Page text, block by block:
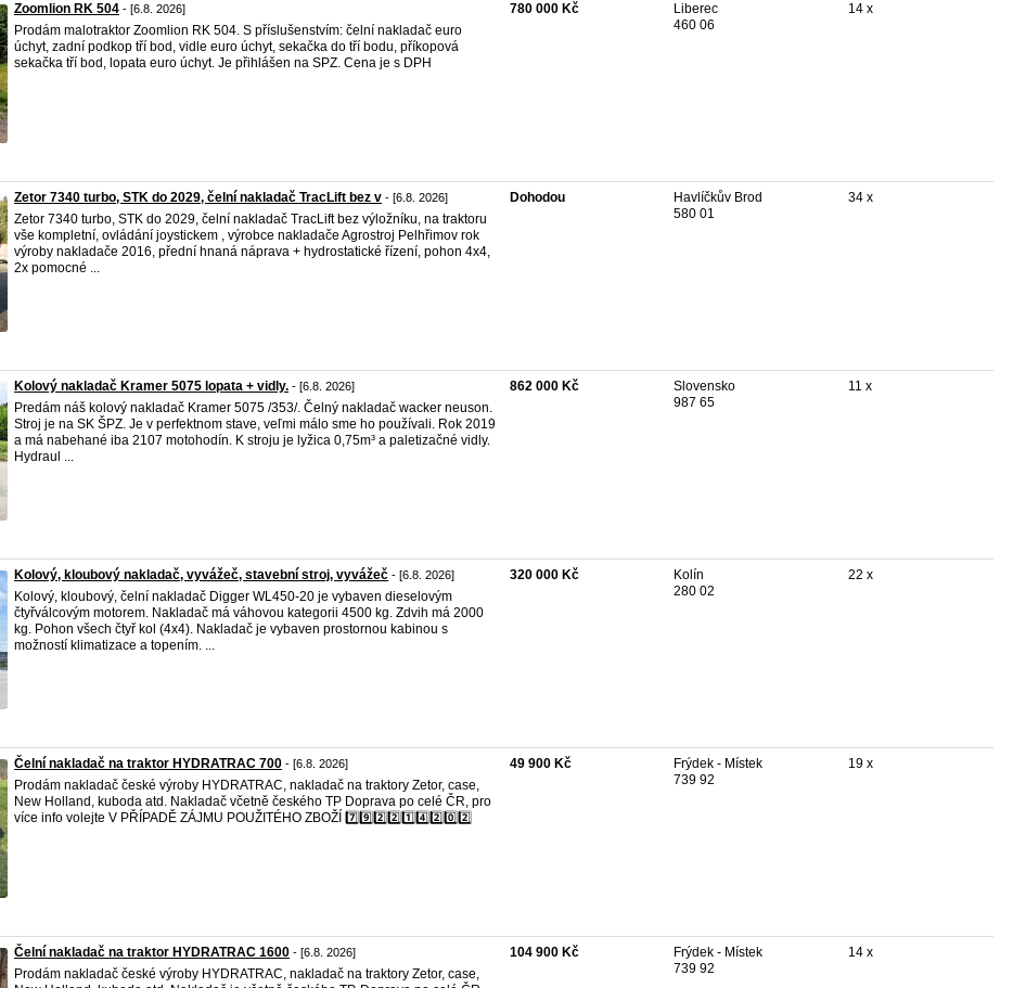
Zoomlion RK 504 - [6.8. 2026]
Prodám malotraktor Zoomlion RK 504. S příslušenstvím: čelní nakladač euro
úchyt, zadní podkop tří bod, vidle euro úchyt, sekačka do tří bodu, příkopová
sekačka tří bod, lopata euro úchyt. Je přihlášen na SPZ. Cena je s DPH
780 000 Kč
Liberec
460 06
14 x
Zetor 7340 turbo, STK do 2029, čelní nakladač TracLift bez v - [6.8. 2026]
Zetor 7340 turbo, STK do 2029, čelní nakladač TracLift bez výložníku, na traktoru
vše kompletní, ovládání joystickem , výrobce nakladače Agrostroj Pelhřimov rok
výroby nakladače 2016, přední hnaná náprava + hydrostatické řízení, pohon 4x4,
2x pomocné ...
Dohodou
Havlíčkův Brod
580 01
34 x
Kolový nakladač Kramer 5075 lopata + vidly. - [6.8. 2026]
Predám náš kolový nakladač Kramer 5075 /353/. Čelný nakladač wacker neuson.
Stroj je na SK ŠPZ. Je v perfektnom stave, veľmi málo sme ho používali. Rok 2019
a má nabehané iba 2107 motohodín. K stroju je lyžica 0,75m³ a paletizačné vidly.
Hydraul ...
862 000 Kč
Slovensko
987 65
11 x
Kolový, kloubový nakladač, vyvážeč, stavební stroj, vyvážeč - [6.8. 2026]
Kolový, kloubový, čelní nakladač Digger WL450-20 je vybaven dieselovým
čtyřválcovým motorem. Nakladač má váhovou kategorii 4500 kg. Zdvih má 2000
kg. Pohon všech čtyř kol (4x4). Nakladač je vybaven prostornou kabinou s
možností klimatizace a topením. ...
320 000 Kč
Kolín
280 02
22 x
Čelní nakladač na traktor HYDRATRAC 700 - [6.8. 2026]
Prodám nakladač české výroby HYDRATRAC, nakladač na traktory Zetor, case,
New Holland, kuboda atd. Nakladač včetně českého TP Doprava po celé ČR, pro
více info volejte V PŘÍPADĚ ZÁJMU POUŽITÉHO ZBOŽÍ 7️⃣9️⃣2️⃣2️⃣1️⃣4️⃣2️⃣0️⃣2️⃣
49 900 Kč
Frýdek - Místek
739 92
19 x
Čelní nakladač na traktor HYDRATRAC 1600 - [6.8. 2026]
Prodám nakladač české výroby HYDRATRAC, nakladač na traktory Zetor, case,
104 900 Kč
Frýdek - Místek
739 92
14 x